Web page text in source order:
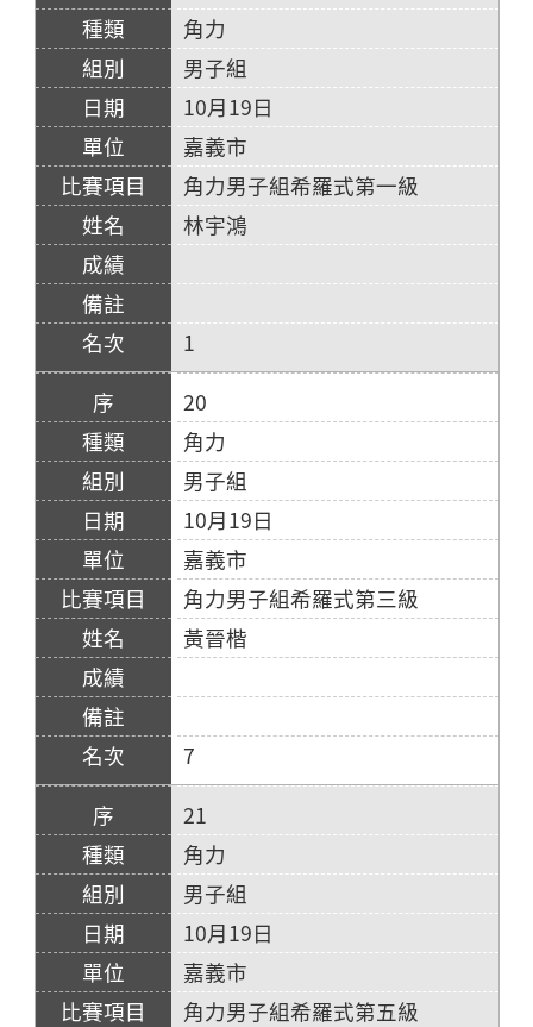
角力
男子組
10月19日
嘉義市
角力男子組希羅式第一級
林宇鴻
1
20
角力
男子組
10月19日
嘉義市
角力男子組希羅式第三級
黃晉楷
7
21
角力
男子組
10月19日
嘉義市
角力男子組希羅式第五級